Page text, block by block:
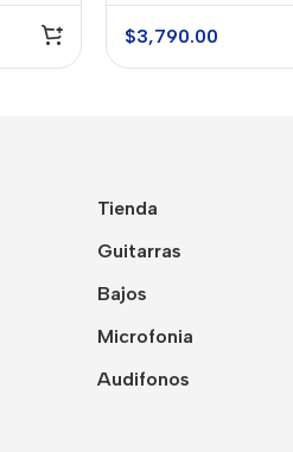
$3,790.00
Tienda
Guitarras
Bajos
Microfonia
Audifonos